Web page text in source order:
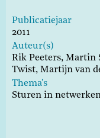
Publicatiejaar
2011
Auteur(s)
Rik Peeters, Martin
Twist, Martijn van
Thema's
Sturen in